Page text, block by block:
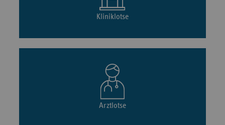
Kliniklotse
Arztlotse